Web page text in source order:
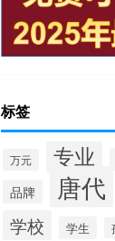
标签
万元 专业
品牌 唐代
学校 学生